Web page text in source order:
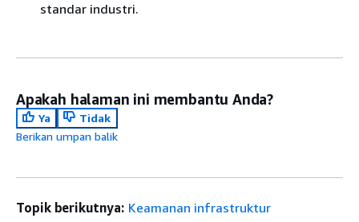
standar industri.
Apakah halaman ini membantu Anda?
Ya
Tidak
Berikan umpan balik
Topik berikutnya: Keamanan infrastruktur